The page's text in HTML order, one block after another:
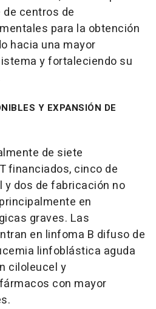
centros de
para la obtención
hacia una mayor
y fortaleciendo su
Y EXPANSIÓN DE
de siete
financiados, cinco de
dos de fabricación no
en
graves. Las
en linfoma B difuso de
linfoblástica aguda
ciloleucel y
con mayor